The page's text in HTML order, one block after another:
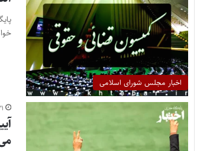
اخبار مجلس شورای اسلامی
۲۱